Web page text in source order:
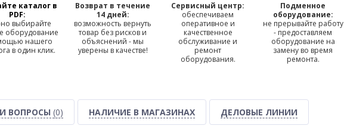
каталог в
PDF:
выбирайте
оборудование
нашего
в один клик.
Возврат в течение
14 дней:
возможность вернуть
товар без рисков и
объяснений - мы
уверены в качестве!
Сервисный центр:
обеспечиваем
оперативное и
качественное
обслуживание и
ремонт
оборудования.
Подменное
оборудование:
не прерывайте работу
- предоставляем
оборудование на
замену во время
ремонта.
ВОПРОСЫ (0) НАЛИЧИЕ В МАГАЗИНАХ ДЕЛОВЫЕ ЛИНИИ